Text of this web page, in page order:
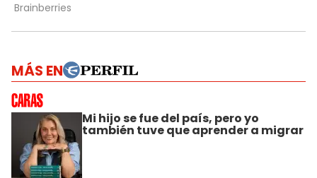
MÁS EN
Mi hijo se fue del país, pero yo
también tuve que aprender a migrar